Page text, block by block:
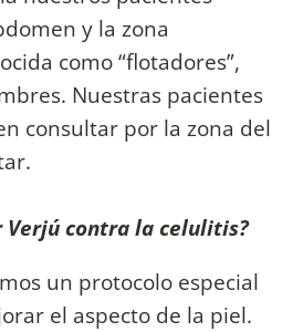
y la zona
como “flotadores”,
Nuestras pacientes
consultar por la zona del
Verjú contra la celulitis?
un protocolo especial
el aspecto de la piel.